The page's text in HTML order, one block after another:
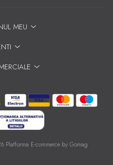
MEU
Platforma E-commerce by Gomag